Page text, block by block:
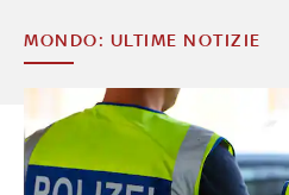
MONDO: ULTIME NOTIZIE